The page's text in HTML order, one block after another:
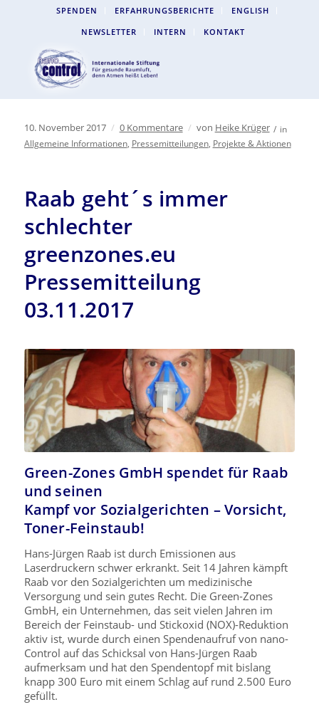
SPENDEN ERFAHRUNGSBERICHTE
ENGLISH
NEWSLETTER
INTERN KONTAKT
10. November 2017 / 0 Kommentare / von Heike Krüger / in
Allgemeine Informationen, Pressemitteilungen, Projekte & Aktionen
Raab geht´s immer
schlechter
greenzones.eu
Pressemitteilung
03.11.2017
Green-Zones GmbH spendet für Raab
und seinen
Kampf vor Sozialgerichten – Vorsicht,
Toner-Feinstaub!
Hans-Jürgen Raab ist durch Emissionen aus
Laserdruckern schwer erkrankt. Seit 14 Jahren kämpft
Raab vor den Sozialgerichten um medizinische
Versorgung und sein gutes Recht. Die Green-Zones
GmbH, ein Unternehmen, das seit vielen Jahren im
Bereich der Feinstaub- und Stickoxid (NOX)-Reduktion
aktiv ist, wurde durch einen Spendenaufruf von nano-
Control auf das Schicksal von Hans-Jürgen Raab
aufmerksam und hat den Spendentopf mit bislang
knapp 300 Euro mit einem Schlag auf rund 2.500 Euro
gefüllt.